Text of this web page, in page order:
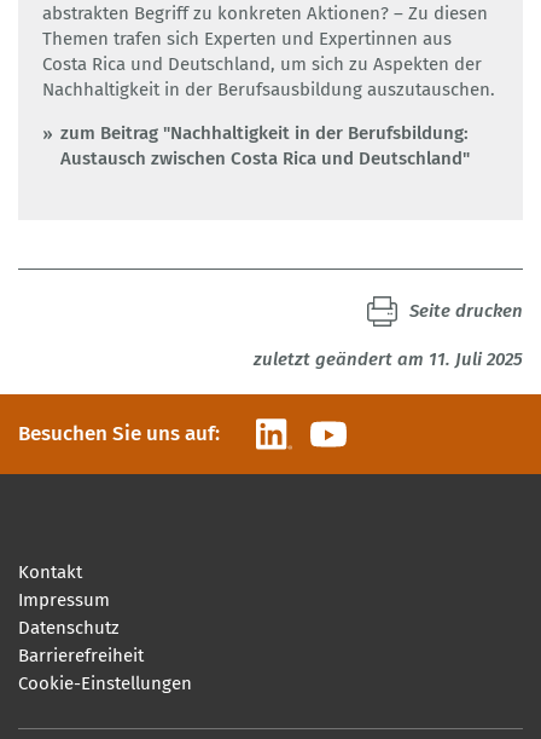
abstrakten Begriff zu konkreten Aktionen? – Zu diesen
Themen trafen sich Experten und Expertinnen aus
Costa Rica und Deutschland, um sich zu Aspekten der
Nachhaltigkeit in der Berufsausbildung auszutauschen.
zum Beitrag "Nachhaltigkeit in der Berufsbildung:
Austausch zwischen Costa Rica und Deutschland"
zuletzt geändert am 11. Juli 2025
Seite drucken
Besuchen Sie uns auf: LinkedInYouTube
Kontakt
Impressum
Datenschutz
Barrierefreiheit
Cookie-Einstellungen